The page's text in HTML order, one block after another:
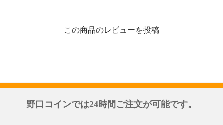
この商品のレビューを投稿
野口コインでは24時間ご注文が可能です。